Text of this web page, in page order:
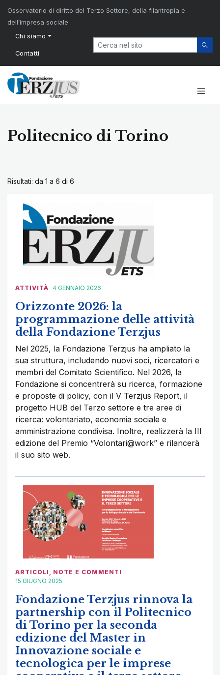
Osservatorio di diritto del Terzo Settore, della filantropia e
dell’impresa sociale
Chi siamo
Contatti
Politecnico di Torino
Risultati: da 1 a 6 di 6
ATTIVITÀ 4 GENNAIO 2026
Orizzonte 2026: la
programmazione delle attività
della Fondazione Terzjus
Nel 2025, la Fondazione Terzjus ha ampliato la
sua struttura, includendo nuovi soci, ricercatori e
membri del Comitato Scientifico. Nel 2026, la
Fondazione si concentrerà su ricerca, formazione
e proposte di policy, con il V Terzjus Report, il
progetto HUB del Terzo settore e tre aree di
ricerca: volontariato, economia sociale e
amministrazione condivisa. Inoltre, realizzerà la III
edizione del Premio “Volontari@work” e rilancerà
il suo sito web.
ARTICOLI , NOTE E COMMENTI
15 GIUGNO 2025
Fondazione Terzjus rinnova la
partnership con il Politecnico
di Torino per la seconda
edizione del Master in
Innovazione sociale e
tecnologica per le imprese